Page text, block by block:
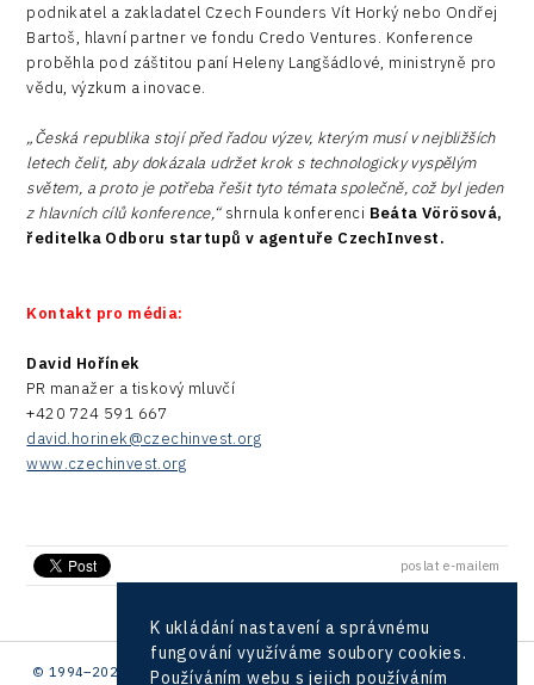
podnikatel a zakladatel Czech Founders Vít Horký nebo Ondřej
Bartoš, hlavní partner ve fondu Credo Ventures. Konference
proběhla pod záštitou paní Heleny Langšádlové, ministryně pro
vědu, výzkum a inovace.
„Česká republika stojí před řadou výzev, kterým musí v nejbližších
letech čelit, aby dokázala udržet krok s technologicky vyspělým
světem, a proto je potřeba řešit tyto témata společně, což byl jeden
z hlavních cílů konference,“shrnula konferenci Beáta Vörösová,
ředitelka Odboru startupů v agentuře CzechInvest.
Kontakt pro média:
David Hořínek
PR manažer a tiskový mluvčí
+420 724 591 667
david.horinek@czechinvest.org
www.czechinvest.org
poslat e-mailem
© 1994–2026 CzechInvest | .
K ukládání nastavení a správnému
fungování využíváme soubory cookies.
Používáním webu s jejich používáním